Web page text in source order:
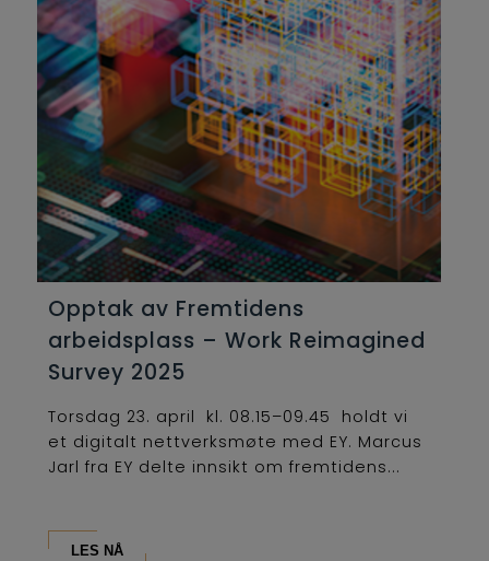
Opptak av Fremtidens
arbeidsplass – Work Reimagined
Survey 2025
Torsdag 23. april kl. 08.15–09.45 holdt vi
et digitalt nettverksmøte med EY. Marcus
Jarl fra EY delte innsikt om fremtidens...
LES NÅ